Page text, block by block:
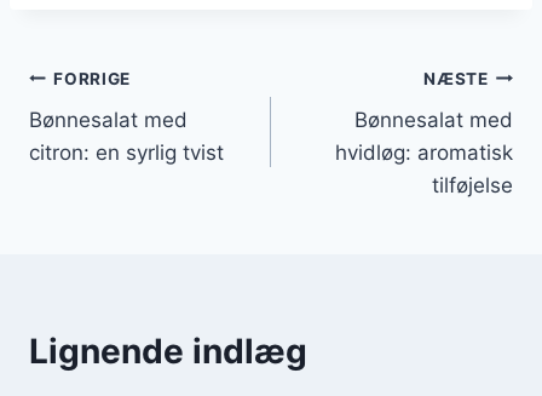
Indlægsnavigation
FORRIGE
Bønnesalat med
citron: en syrlig tvist
NÆSTE
Bønnesalat med
hvidløg: aromatisk
tilføjelse
Lignende indlæg